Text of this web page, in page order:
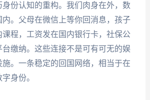
份认知的重构。我们肉身在外，数
。父母在微信上等你回消息，孩子
程，工资发在国内银行卡，社保公
缴纳。这些连接不是可有可无的娱
。一条稳定的回国网络，相当于在
身份。